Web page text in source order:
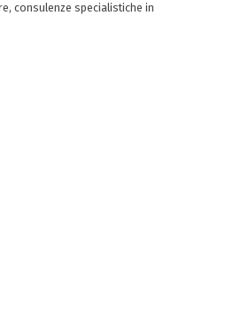
consulenze specialistiche in